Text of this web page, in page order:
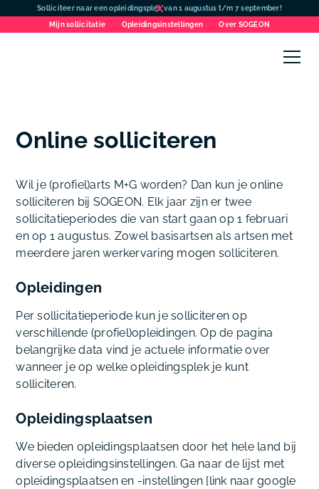
Solliciteer naar een opleidingsplek van 1 augustus t/m 7 september!
Mijn sollicitatie
Opleidingsinstellingen Over SOGEON
Online solliciteren
Wil je (profiel)arts M+G worden? Dan kun je online
solliciteren bij SOGEON. Elk jaar zijn er twee
sollicitatieperiodes die van start gaan op 1 februari
en op 1 augustus. Zowel basisartsen als artsen met
meerdere jaren werkervaring mogen solliciteren.
Opleidingen
Per sollicitatieperiode kun je solliciteren op
verschillende (profiel)opleidingen. Op de pagina
belangrijke data vind je actuele informatie over
wanneer je op welke opleidingsplek je kunt
solliciteren.
Opleidingsplaatsen
We bieden opleidingsplaatsen door het hele land bij
diverse opleidingsinstellingen. Ga naar de lijst met
opleidingsplaatsen en -instellingen [link naar google